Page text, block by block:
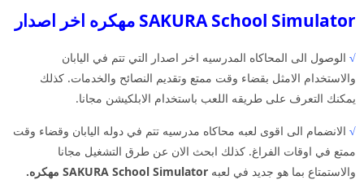
SAKURA School Simulator مهكره اخر اصدار
√ الوصول الى المحاكاه المدرسيه اخر اصدار التي تتم في اليابان
والاستخدام الامثل بقضاء وقت ممتع وتقديم النصائح والخدمات. كذلك
يمكنك التعرف على طريقه اللعب باستخدام الابلكيشن مجانا.
√ الانضمام الى اقوى لعبه محاكاه مدرسيه تتم في دوله اليابان وقضاء وقت
ممتع في اوقات الفراغ. كذلك ابحث الان عن طرق التشغيل مجانا
والاستمتاع بما هو جديد في لعبه SAKURA School Simulator مهكره.